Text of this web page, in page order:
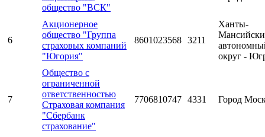
общество "ВСК"
6
Акционерное
общество "Группа
страховых компаний
"Югория"
8601023568 3211
Ханты-
округ -
7
Общество с
ограниченной
ответственностью
Страховая компания
"Сбербанк
страхование"
7706810747 4331 Город